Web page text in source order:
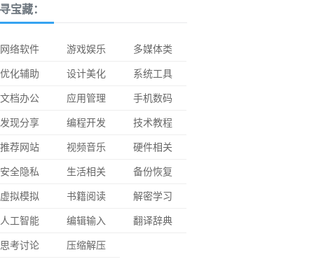
宝藏：
网络软件 游戏娱乐
多媒体类
优化辅助
设计美化
系统工具
文档办公
应用管理
手机数码
发现分享
编程开发
技术教程
推荐网站
视频音乐
硬件相关
安全隐私
生活相关
备份恢复
虚拟模拟
书籍阅读
解密学习
人工智能
编辑输入
翻译辞典
思考讨论
压缩解压